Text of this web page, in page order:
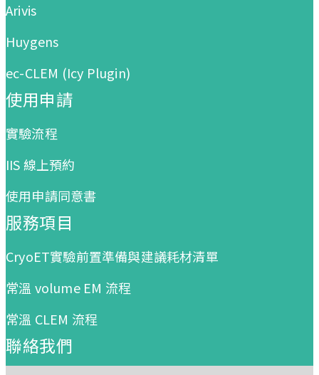
Arivis
Huygens
ec-CLEM (Icy Plugin)
使用申請
實驗流程
IIS 線上預約
使用申請同意書
服務項目
CryoET實驗前置準備與建議耗材清單
常溫 volume EM 流程
常溫 CLEM 流程
聯絡我們